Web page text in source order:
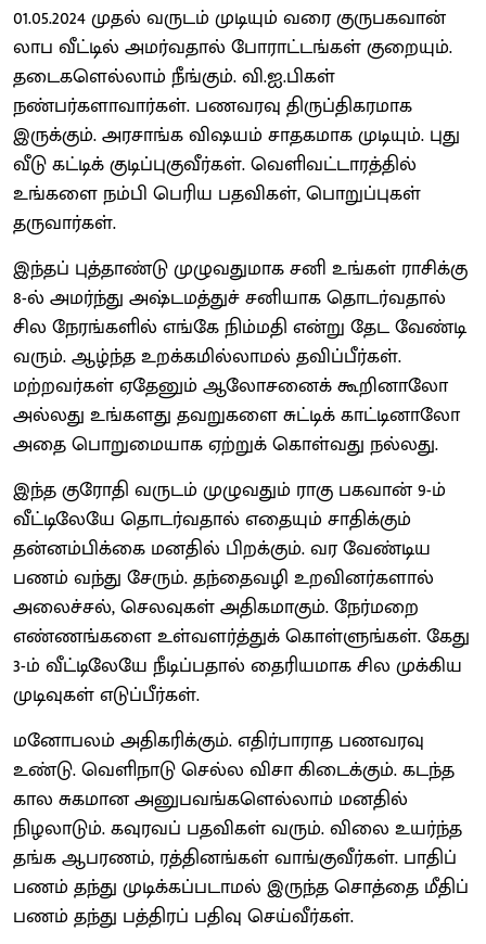
01.05.2024 முதல் வருடம் முடியும் வரை குருபகவான்
லாப வீட்டில் அமர்வதால் போராட்டங்கள் குறையும்.
தடைகளெல்லாம் நீங்கும். வி.ஐ.பிகள்
நண்பர்களாவார்கள். பணவரவு திருப்திகரமாக
இருக்கும். அரசாங்க விஷயம் சாதகமாக முடியும். புது
வீடு கட்டிக் குடிப்புகுவீர்கள். வெளிவட்டாரத்தில்
உங்களை நம்பி பெரிய பதவிகள், பொறுப்புகள்
தருவார்கள்.
இந்தப் புத்தாண்டு முழுவதுமாக சனி உங்கள் ராசிக்கு
8-ல் அமர்ந்து அஷ்டமத்துச் சனியாக தொடர்வதால்
சில நேரங்களில் எங்கே நிம்மதி என்று தேட வேண்டி
வரும். ஆழ்ந்த உறக்கமில்லாமல் தவிப்பீர்கள்.
மற்றவர்கள் ஏதேனும் ஆலோசனைக் கூறினாலோ
அல்லது உங்களது தவறுகளை சுட்டிக் காட்டினாலோ
அதை பொறுமையாக ஏற்றுக் கொள்வது நல்லது.
இந்த குரோதி வருடம் முழுவதும் ராகு பகவான் 9-ம்
வீட்டிலேயே தொடர்வதால் எதையும் சாதிக்கும்
தன்னம்பிக்கை மனதில் பிறக்கும். வர வேண்டிய
பணம் வந்து சேரும். தந்தைவழி உறவினர்களால்
அலைச்சல், செலவுகள் அதிகமாகும். நேர்மறை
எண்ணங்களை உள்வளர்த்துக் கொள்ளுங்கள். கேது
3-ம் வீட்டிலேயே நீடிப்பதால் தைரியமாக சில முக்கிய
முடிவுகள் எடுப்பீர்கள்.
மனோபலம் அதிகரிக்கும். எதிர்பாராத பணவரவு
உண்டு. வெளிநாடு செல்ல விசா கிடைக்கும். கடந்த
கால சுகமான அனுபவங்களெல்லாம் மனதில்
நிழலாடும். கவுரவப் பதவிகள் வரும். விலை உயர்ந்த
தங்க ஆபரணம், ரத்தினங்கள் வாங்குவீர்கள். பாதிப்
பணம் தந்து முடிக்கப்படாமல் இருந்த சொத்தை மீதிப்
பணம் தந்து பத்திரப் பதிவு செய்வீர்கள்.